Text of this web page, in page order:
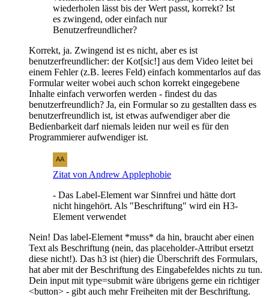
wiederholen lässt bis der Wert passt, korrekt? Ist
es zwingend, oder einfach nur
Benutzerfreundlicher?
Korrekt, ja. Zwingend ist es nicht, aber es ist
benutzerfreundlicher: der Kot[sic!] aus dem Video leitet bei
einem Fehler (z.B. leeres Feld) einfach kommentarlos auf das
Formular weiter wobei auch schon korrekt eingegebene
Inhalte einfach verworfen werden - findest du das
benutzerfreundlich? Ja, ein Formular so zu gestallten dass es
benutzerfreundlich ist, ist etwas aufwendiger aber die
Bedienbarkeit darf niemals leiden nur weil es für den
Programmierer aufwendiger ist.
Zitat von Andrew Applephobie
- Das Label-Element war Sinnfrei und hätte dort
nicht hingehört. Als "Beschriftung" wird ein H3-
Element verwendet
Nein! Das label-Element *muss* da hin, braucht aber einen
Text als Beschriftung (nein, das placeholder-Attribut ersetzt
diese nicht!). Das h3 ist (hier) die Überschrift des Formulars,
hat aber mit der Beschriftung des Eingabefeldes nichts zu tun.
Dein input mit type=submit wäre übrigens gerne ein richtiger
<button> - gibt auch mehr Freiheiten mit der Beschriftung.